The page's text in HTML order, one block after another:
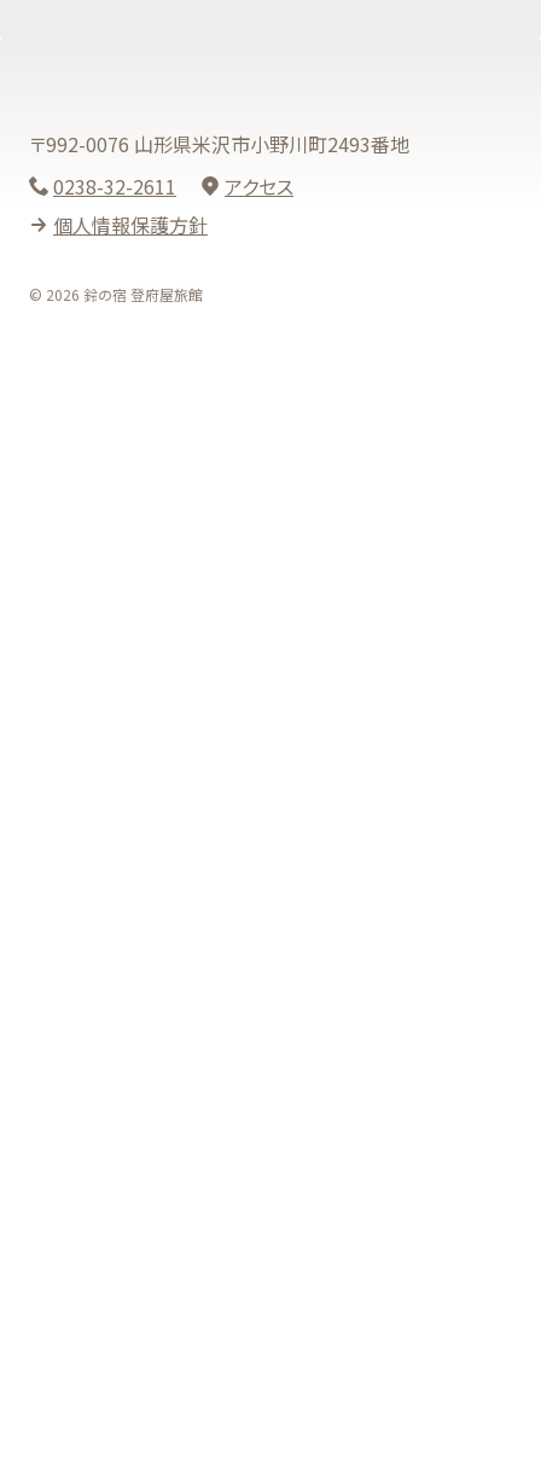
〒992-0076 山形県米沢市小野川町2493番地
0238-32-2611
アクセス
個人情報保護方針
© 2026 鈴の宿 登府屋旅館